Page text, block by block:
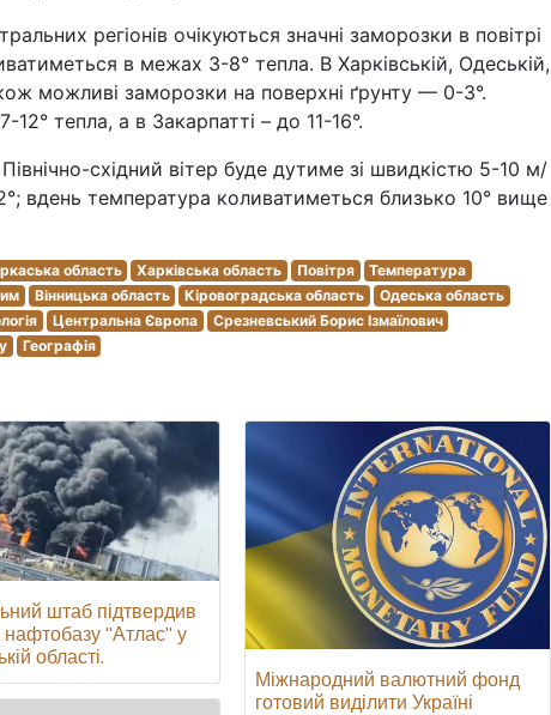
регіонів очікуються значні заморозки в повітрі
в межах 3-8° тепла. В Харківській, Одеській,
можливі заморозки на поверхні ґрунту — 0-3°.
тепла, а в Закарпатті – до 11-16°.
східний вітер буде дутиме зі швидкістю 5-10 м/
вдень температура коливатиметься близько 10° вище
область Харківська область Повітря
Температура
Вінницька область Кіровоградська область
Одеська область
Центральна Європа
Срезневський Борис Ізмаїлович
Географія
штаб підтвердив
нафтобазу "Атлас" у
області.
Міжнародний валютний фонд
готовий виділити Україні